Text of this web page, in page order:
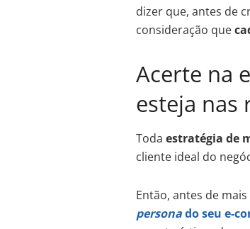
dizer que, antes de
consideração que
Acerte na
esteja nas
Toda estratégia de
cliente ideal do
Então, antes de mais
personado seu e-